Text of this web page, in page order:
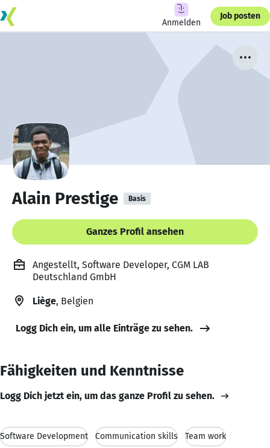
Anmelden
Job posten
Alain Prestige Basis
Ganzes Profil ansehen
Angestellt, Software Developer, CGM LAB
Deutschland GmbH
Liège, Belgien
Logg Dich ein, um alle Einträge zu sehen.
Fähigkeiten und Kenntnisse
Logg Dich jetzt ein, um das ganze Profil zu sehen.
Software Development Communication skills Team work